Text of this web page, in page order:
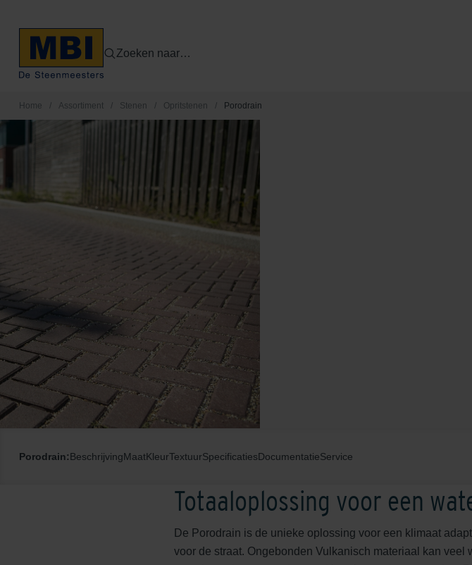
Zoeken naar…
Home / Assortiment / Stenen / Opritstenen / Porodrain
Porodrain:BeschrijvingMaatKleurTextuurSpecificatiesDocumentatieService
Totaaloplossing voor een
De Porodrain is de unieke oplossing voor een klimaat
voor de straat. Ongebonden Vulkanisch materiaal kan